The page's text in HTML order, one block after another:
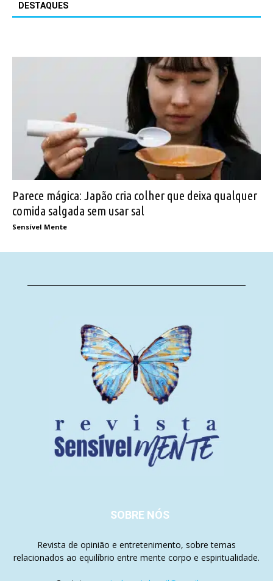
DESTAQUES
Parece mágica: Japão cria colher que deixa qualquer
comida salgada sem usar sal
Sensível Mente
SOBRE NÓS
Revista de opinião e entretenimento, sobre temas
relacionados ao equilíbrio entre mente corpo e espiritualidade.